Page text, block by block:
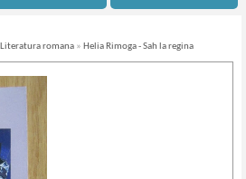
Literatura romana » Helia Rimoga - Sah la regina